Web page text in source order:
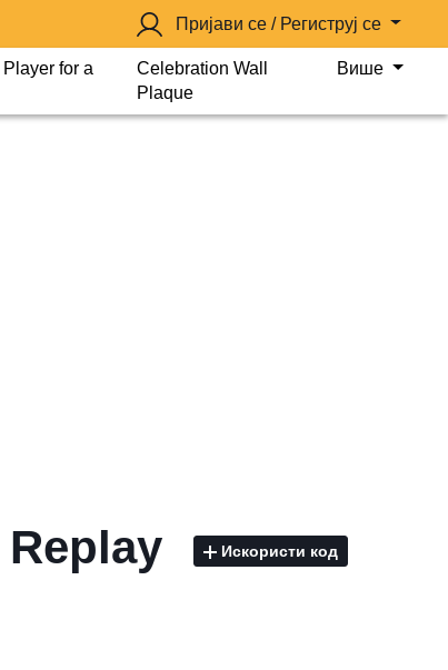
Пријави се / Региструј се
for a
Celebration Wall
Plaque
Више
Искористи код